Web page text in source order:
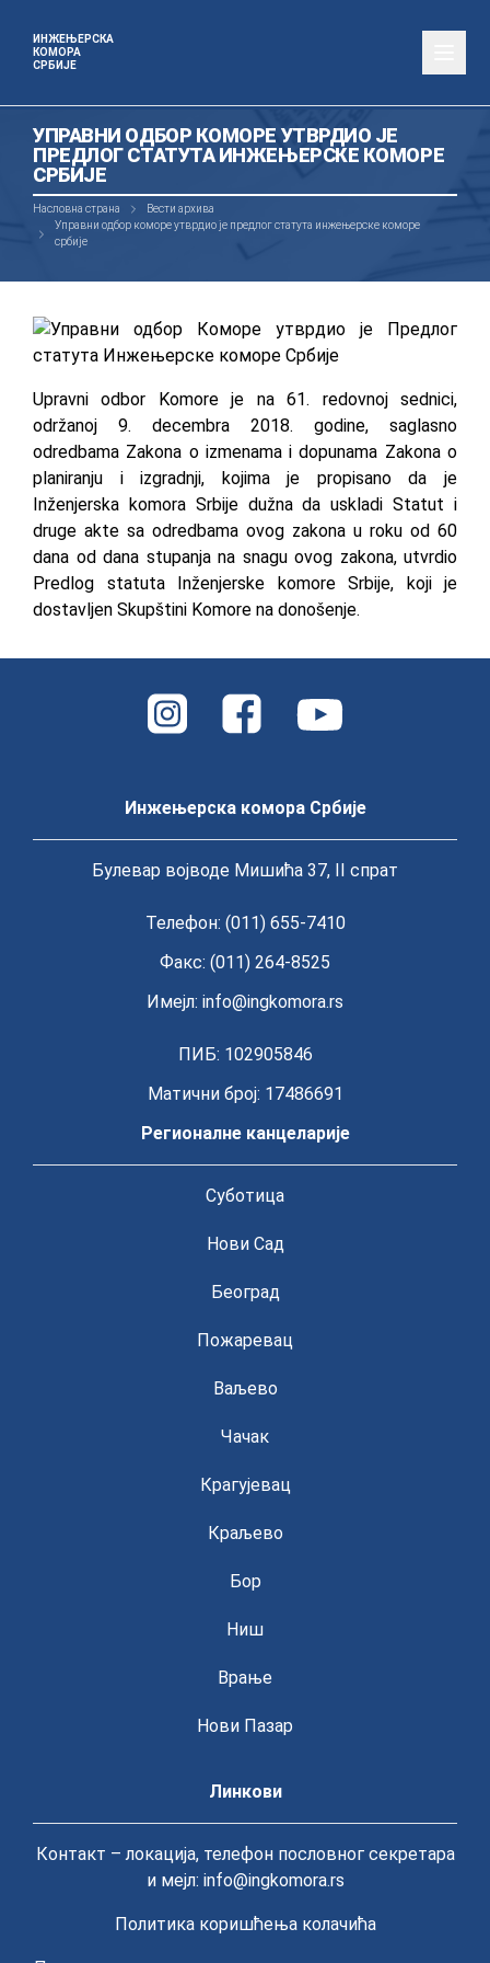
ИНЖЕЊЕРСКА
КОМОРА
СРБИЈЕ
УПРАВНИ ОДБОР КОМОРЕ УТВРДИО ЈЕ
ПРЕДЛОГ СТАТУТА ИНЖЕЊЕРСКЕ КОМОРЕ
СРБИЈЕ
Насловна страна
Вести архива
Управни одбор коморе утврдио је предлог статута инжењерске коморе
србије
Upravni odbor Komore je na 61. redovnoj sednici,
održanoj 9. decembra 2018. godine, saglasno
odredbama Zakona o izmenama i dopunama Zakona o
planiranju i izgradnji, kojima je propisano da je
Inženjerska komora Srbije dužna da uskladi Statut i
druge akte sa odredbama ovog zakona u roku od 60
dana od dana stupanja na snagu ovog zakona, utvrdio
Predlog statuta Inženjerske komore Srbije, koji je
dostavljen Skupštini Komore na donošenje.
Инжењерска комора Србије
Булевар војводе Мишића 37, II спрат
Телефон: (011) 655-7410
Факс: (011) 264-8525
Имејл: info@ingkomora.rs
ПИБ: 102905846
Матични број: 17486691
Регионалне канцеларије
Суботица
Нови Сад
Београд
Пожаревац
Ваљево
Чачак
Крагујевац
Краљево
Бор
Ниш
Врање
Нови Пазар
Линкови
Контакт – локација, телефон пословног секретара
и мејл: info@ingkomora.rs
Политика коришћења колачића